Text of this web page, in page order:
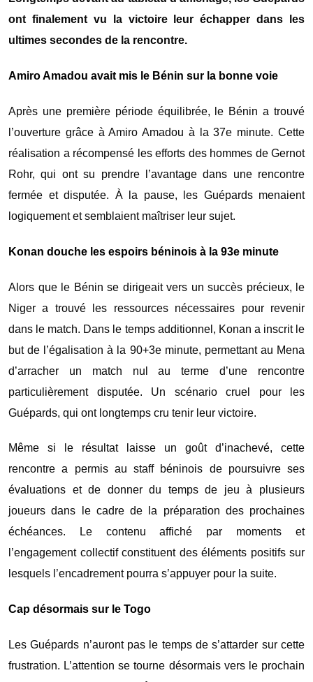
ont finalement vu la victoire leur échapper dans les
ultimes secondes de la rencontre.
Amiro Amadou avait mis le Bénin sur la bonne voie
Après une première période équilibrée, le Bénin a trouvé
l’ouverture grâce àAmiro Amadou à la 37e minute. Cette
réalisation a récompensé les efforts des hommes de Gernot
Rohr, qui ont su prendre l’avantage dans une rencontre
fermée et disputée. À la pause, les Guépards menaient
logiquement et semblaient maîtriser leur sujet.
Konan douche les espoirs béninois à la 93e minute
Alors que le Bénin se dirigeait vers un succès précieux, le
Niger a trouvé les ressources nécessaires pour revenir
dans le match. Dans le temps additionnel, Konan a inscrit le
but de l’égalisation à la 90+3e minute, permettant au Mena
d’arracher un match nul au terme d’une rencontre
particulièrement disputée. Un scénario cruel pour les
Guépards, qui ont longtemps cru tenir leur victoire.
Même si le résultat laisse un goût d’inachevé, cette
rencontre a permis au staff béninois de poursuivre ses
évaluations et de donner du temps de jeu à plusieurs
joueurs dans le cadre de la préparation des prochaines
échéances. Le contenu affiché par moments et
l’engagement collectif constituent des éléments positifs sur
lesquels l’encadrement pourra s’appuyer pour la suite.
Cap désormais sur le Togo
Les Guépards n’auront pas le temps de s’attarder sur cette
frustration. L’attention se tourne désormais vers le prochain